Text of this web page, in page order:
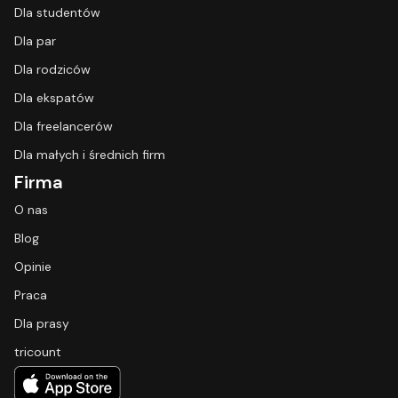
Dla studentów
Dla par
Dla rodziców
Dla ekspatów
Dla freelancerów
Dla małych i średnich firm
Firma
O nas
Blog
Opinie
Praca
Dla prasy
tricount